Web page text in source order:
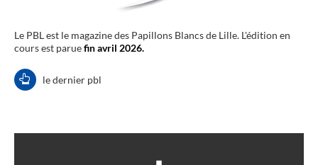
Le PBL est le magazine des Papillons Blancs de Lille. L'édition en
cours est paruefin avril 2026.
le dernier pbl